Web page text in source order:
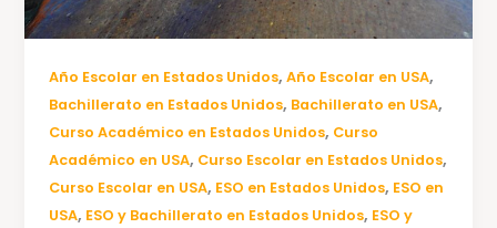
Año Escolar en Estados Unidos,Año Escolar en USA,
Bachillerato en Estados Unidos, Bachillerato en USA,
Curso Académico en Estados Unidos, Curso
Académico en USA, Curso Escolar en Estados Unidos,
Curso Escolar en USA, ESO en Estados Unidos, ESO en
USA, ESO y Bachillerato en Estados Unidos, ESO y